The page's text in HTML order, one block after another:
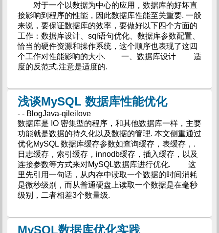
对于一个以数据为中心的应用，数据库的好坏直
接影响到程序的性能，因此数据库性能至关重要. 一般
来说，要保证数据库的效率，要做好以下四个方面的
工作：数据库设计、sql语句优化、数据库参数配置、
恰当的硬件资源和操作系统，这个顺序也表现了这四
个工作对性能影响的大小. 一、数据库设计 适
度的反范式,注意是适度的.
浅谈MySQL 数据库性能优化
- - BlogJava-qileilove
数据库是 IO 密集型的程序，和其他数据库一样，主要
功能就是数据的持久化以及数据的管理. 本文侧重通过
优化MySQL 数据库缓存参数如查询缓存，表缓存，.
日志缓存，索引缓存，innodb缓存，插入缓存，以及
连接参数等方式来对MySQL数据库进行优化. 这
里先引用一句话，从内存中读取一个数据的时间消耗
是微秒级别，而从普通硬盘上读取一个数据是在毫秒
级别，二者相差3个数量级.
MySQL数据库优化实践